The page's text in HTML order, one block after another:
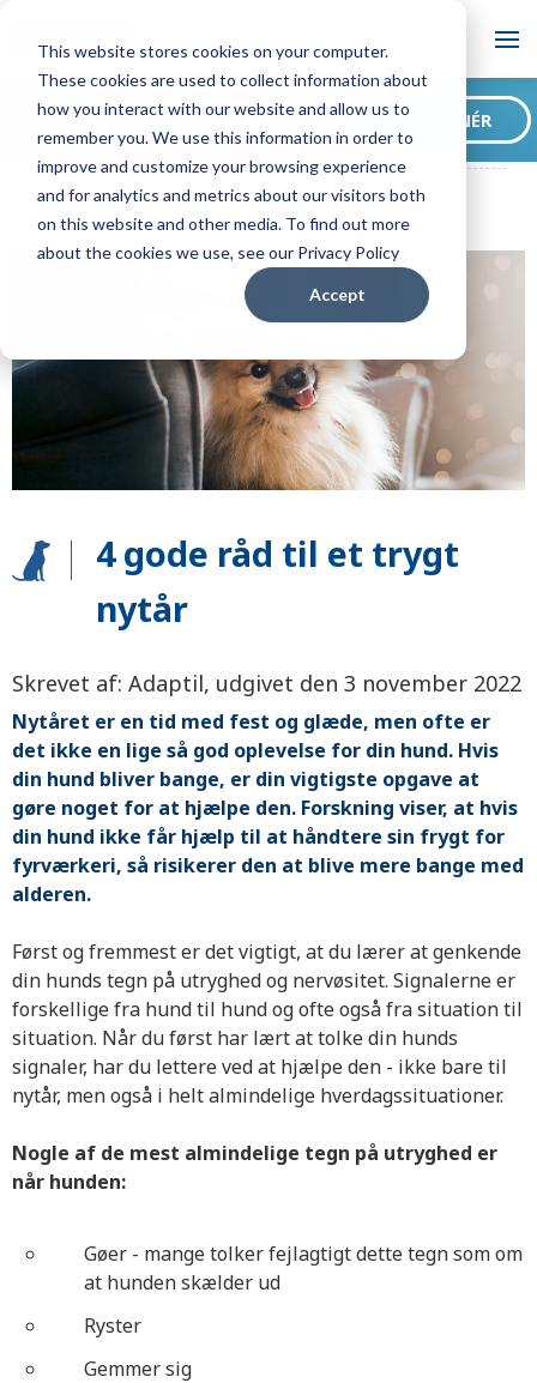
This website stores cookies on your computer.
These cookies are used to collect information about
how you interact with our website and allow us to
remember you. We use this information in order to
improve and customize your browsing experience
and for analytics and metrics about our visitors both
on this website and other media. To find out more
about the cookies we use, see our Privacy Policy
Accept
Blog
ADAPTIL Blog og Venner 4 gode råd til et trygt nytår
Vil du være en del af
fællesskabet? ABONNÉR
4 gode råd til et trygt
nytår
Skrevet af: Adaptil, udgivet den 3 november 2022
Nytåret er en tid med fest og glæde, men ofte er
det ikke en lige så god oplevelse for din hund. Hvis
din hund bliver bange, er din vigtigste opgave at
gøre noget for at hjælpe den. Forskning viser, at hvis
din hund ikke får hjælp til at håndtere sin frygt for
fyrværkeri, så risikerer den at blive mere bange med
alderen.
Først og fremmest er det vigtigt, at du lærer at genkende
din hunds tegn på utryghed og nervøsitet. Signalerne er
forskellige fra hund til hund og ofte også fra situation til
situation. Når du først har lært at tolke din hunds
signaler, har du lettere ved at hjælpe den - ikke bare til
nytår, men også i helt almindelige hverdagssituationer.
Nogle af de mest almindelige tegn på utryghed er
når hunden:
Gøer - mange tolker fejlagtigt dette tegn som om
at hunden skælder ud
Ryster
Gemmer sig